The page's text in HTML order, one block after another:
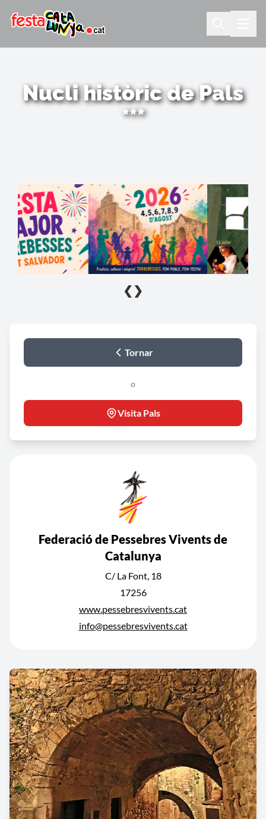
Nucli històric de Pals
***
❮ ❯
Tornar
o
Visita Pals
Federació de Pessebres Vivents de
Catalunya
C/ La Font, 18
17256
www.pessebresvivents.cat
info@pessebresvivents.cat